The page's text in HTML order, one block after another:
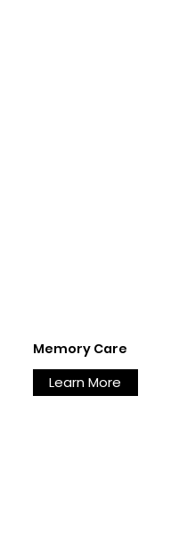
Memory Care
Learn More